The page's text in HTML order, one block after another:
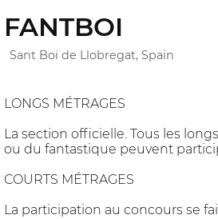
FANTBOI
Sant Boi de Llobregat, Spain
LONGS MÉTRAGES
La section officielle. Tous les
ou du fantastique peuvent
COURTS MÉTRAGES
La participation au concours se